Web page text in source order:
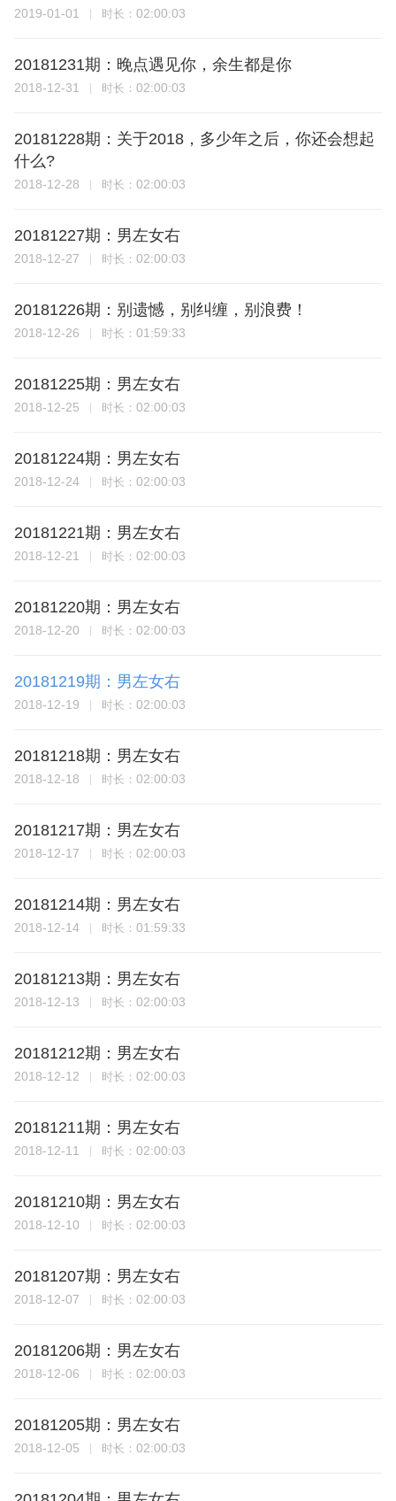
2019-01-01 时长： 02:00:03
20181231期：晚点遇见你，余生都是你
2018-12-31 时长： 02:00:03
20181228期：关于2018，多少年之后，你还会想起
什么?
2018-12-28 时长： 02:00:03
20181227期：男左女右
2018-12-27 时长： 02:00:03
20181226期：别遗憾，别纠缠，别浪费！
2018-12-26 时长： 01:59:33
20181225期：男左女右
2018-12-25 时长： 02:00:03
20181224期：男左女右
2018-12-24 时长： 02:00:03
20181221期：男左女右
2018-12-21 时长： 02:00:03
20181220期：男左女右
2018-12-20 时长： 02:00:03
20181219期：男左女右
2018-12-19 时长： 02:00:03
20181218期：男左女右
2018-12-18 时长： 02:00:03
20181217期：男左女右
2018-12-17 时长： 02:00:03
20181214期：男左女右
2018-12-14 时长： 01:59:33
20181213期：男左女右
2018-12-13 时长： 02:00:03
20181212期：男左女右
2018-12-12 时长： 02:00:03
20181211期：男左女右
2018-12-11 时长： 02:00:03
20181210期：男左女右
2018-12-10 时长： 02:00:03
20181207期：男左女右
2018-12-07 时长： 02:00:03
20181206期：男左女右
2018-12-06 时长： 02:00:03
20181205期：男左女右
2018-12-05 时长： 02:00:03